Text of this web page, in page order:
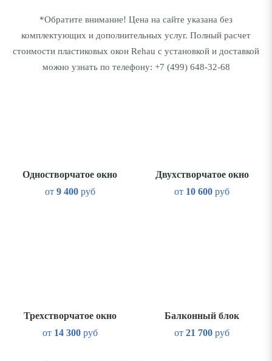
*Обратите внимание! Цена на сайте указана без
комплектующих и дополнительных услуг. Полный расчет
стоимости пластиковых окон Rehau с установкой и доставкой
можно узнать по телефону: +7 (499) 648-32-68
Одностворчатое окно
от 9 400руб
Двухстворчатое окно
от 10 600 руб
Трехстворчатое окно
от 14 300руб
Балконный блок
от21 700 руб